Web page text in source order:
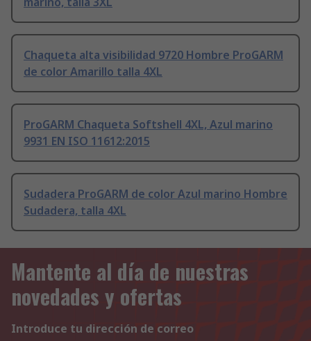
Chaqueta alta visibilidad 9720 Hombre ProGARM
de color Amarillo talla 4XL
ProGARM Chaqueta Softshell 4XL, Azul marino
9931 EN ISO 11612:2015
Sudadera ProGARM de color Azul marino Hombre
Sudadera, talla 4XL
Mantente al día de nuestras
novedades y ofertas
Introduce tu dirección de correo